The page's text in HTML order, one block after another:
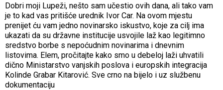
Dobri moji Lupeži, nešto sam učestio ovih dana, ali tako vam
je to kad vas pritišće urednik Ivor Car. Na ovom mjestu
prenijet ću vam jedno novinarsko iskustvo, koje za cilj ima
ukazati da su državne institucije usvojile laž kao legitimno
sredstvo borbe s nepoćudnim novinarima i dnevnim
listovima. Elem, pročitajte kako smo u debeloj laži uhvatili
dično Ministarstvo vanjskih poslova i europskih integracija
Kolinde Grabar Kitarović. Sve crno na bijelo i uz službenu
dokumentaciju